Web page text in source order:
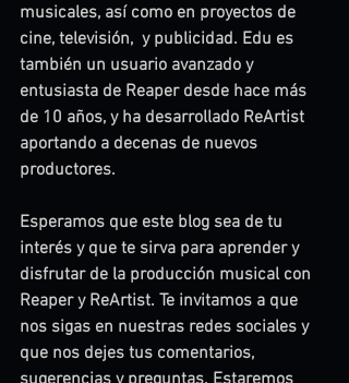
musicales, así como en proyectos de
cine, televisión,  y publicidad. Edu es
también un usuario avanzado y
entusiasta de Reaper desde hace más
de 10 años, y ha desarrollado ReArtist
aportando a decenas de nuevos
productores.
Esperamos que este blog sea de tu
interés y que te sirva para aprender y
disfrutar de la producción musical con
Reaper y ReArtist. Te invitamos a que
nos sigas en nuestras redes sociales y
que nos dejes tus comentarios,